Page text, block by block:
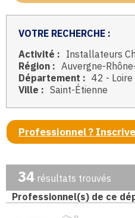
VOTRE RECHERCHE :
Activité : Installateurs
Région : Auvergne-
Département : 42 - Loire
Ville : Saint-Étienne
Professionnel ?
34 résultats trouvés
Professionnel(s) de ce